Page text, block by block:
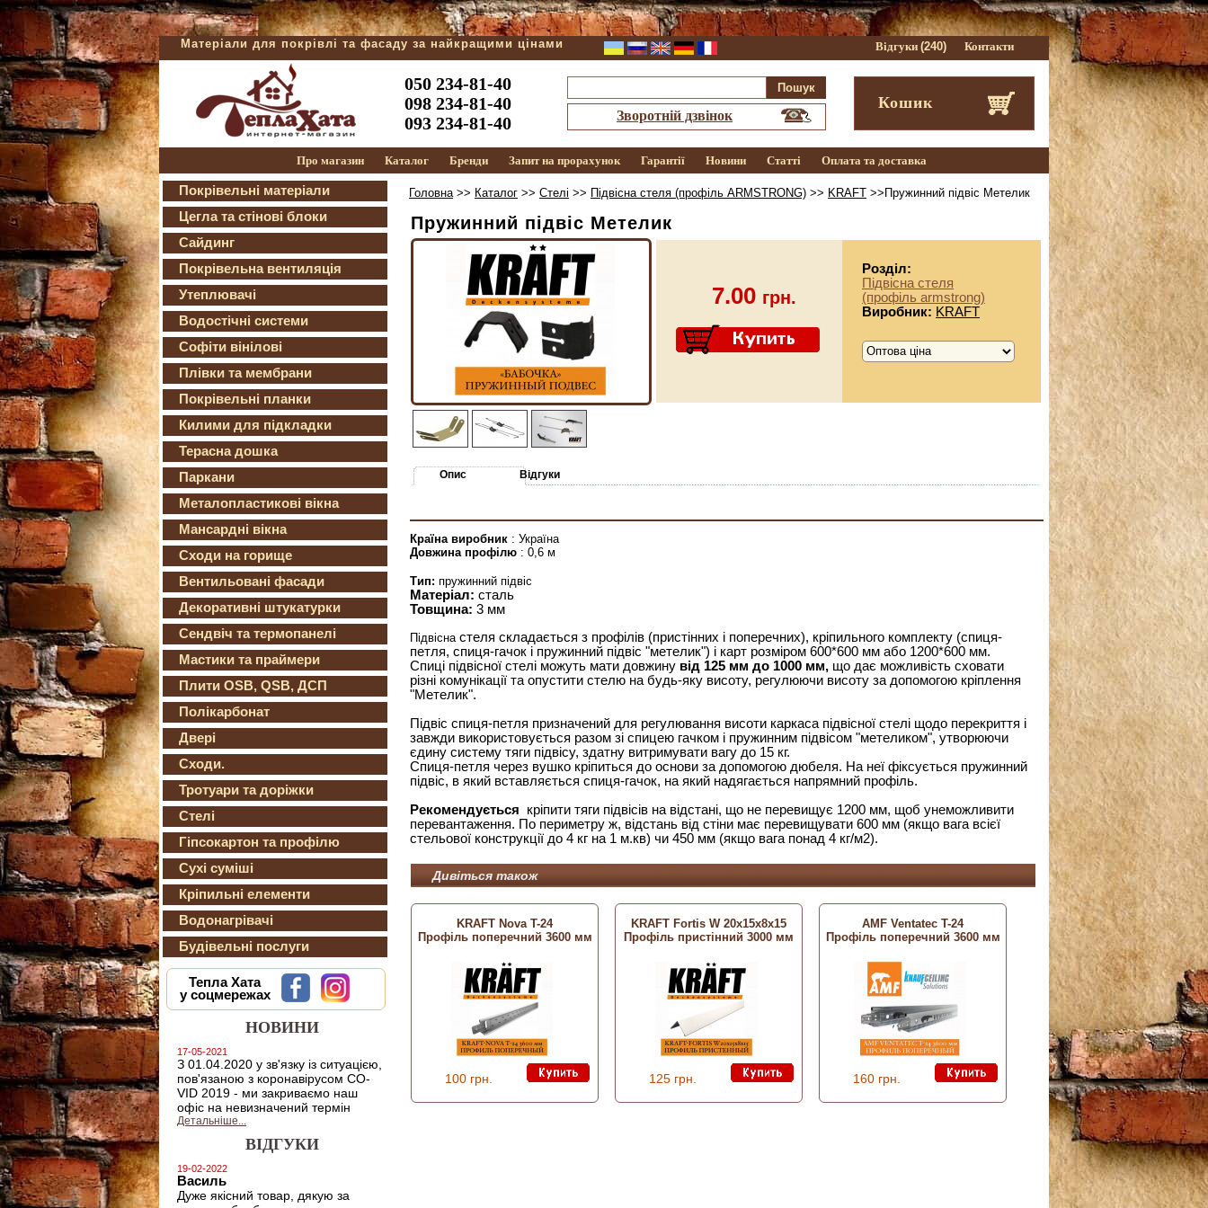
Матеріали для покрівлі та фасаду за найкращими цінами Відгуки (240) Контакти
050 234-81-40
098 234-81-40
093 234-81-40
Зворотній дзвінок
Кошик
Про магазин Каталог Бренди Запит на прорахунок Гарантії Новини Статті Оплата та доставка
Покрівельні матеріали
Цегла та стінові блоки
Сайдинг
Покрівельна вентиляція
Утеплювачі
Водостічні системи
Софіти вінілові
Плівки та мембрани
Покрівельні планки
Килими для підкладки
Терасна дошка
Паркани
Металопластикові вікна
Мансардні вікна
Сходи на горище
Вентильовані фасади
Декоративні штукатурки
Сендвіч та термопанелі
Мастики та праймери
Плити OSB, QSB, ДСП
Полікарбонат
Двері
Сходи.
Тротуари та доріжки
Стелі
Гіпсокартон та профілю
Сухі суміші
Кріпильні елементи
Водонагрівачі
Будівельні послуги
Тепла Хата
у соцмережах
НОВИНИ
17-05-2021
З 01.04.2020 у зв'язку із ситуацією,
пов'язаною з коронавірусом CO-
VID 2019 - ми закриваємо наш
офіс на невизначений термін
Детальніше...
ВІДГУКИ
19-02-2022
Василь
Дуже якісний товар, дякую за
Головна>> Каталог >> Стелі >> Підвісна стеля (профіль ARMSTRONG) >> KRAFT >>Пружинний підвіс Метелик
Пружинний підвіс Метелик
7.00 грн.
Розділ:
Підвісна стеля
(профіль armstrong)
Виробник: KRAFT
Опис Відгуки
Країна виробник : Україна
Довжина профілю : 0,6 м
Тип: пружинний підвіс
Матеріал: сталь
Товщина: 3 мм
Підвісна стеля складається з профілів (пристінних і поперечних), кріпильного комплекту (спиця-
петля, спиця-гачок і пружинний підвіс "метелик") і карт розміром 600*600 мм або 1200*600 мм.
Спиці підвісної стелі можуть мати довжину від 125 мм до 1000 мм, що дає можливість сховати
різні комунікації та опустити стелю на будь-яку висоту, регулюючи висоту за допомогою кріплення
"Метелик".
Підвіс спиця-петля призначений для регулювання висоти каркаса підвісної стелі щодо перекриття і
завжди використовується разом зі спицею гачком і пружинним підвісом "метеликом", утворюючи
єдину систему тяги підвісу, здатну витримувати вагу до 15 кг.
Спиця-петля через вушко кріпиться до основи за допомогою дюбеля. На неї фіксується пружинний
підвіс, в який вставляється спиця-гачок, на який надягається напрямний профіль.
Рекомендується кріпити тяги підвісів на відстані, що не перевищує 1200 мм, щоб унеможливити
перевантаження. По периметру ж, відстань від стіни має перевищувати 600 мм (якщо вага всієї
стельової конструкції до 4 кг на 1 м.кв) чи 450 мм (якщо вага понад 4 кг/м2).
Дивіться також
KRAFT Nova T-24
Профіль поперечний 3600 мм
100 грн.
KRAFT Fortis W 20х15х8х15
Профіль пристінний 3000 мм
125 грн.
AMF Ventatec T-24
Профіль поперечний 3600 мм
160 грн.